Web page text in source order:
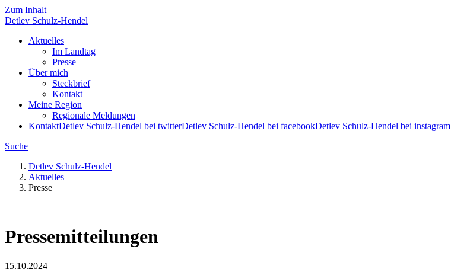
Zum Inhalt
Detlev Schulz-Hendel
Aktuelles
Im Landtag
Presse
Über mich
Steckbrief
Kontakt
Meine Region
Regionale Meldungen
KontaktDetlev Schulz-Hendel bei twitterDetlev Schulz-Hendel bei facebookDetlev Schulz-Hendel bei instagram
Suche
Detlev Schulz-Hendel
Aktuelles
Presse
Pressemitteilungen
15.10.2024